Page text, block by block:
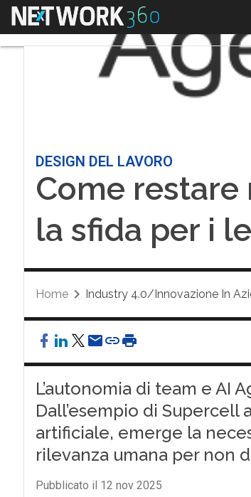
Menu
DESIGN DEL LAVORO
Come restare
la sfida per i
Home Industry 4.0/Innovazione In
L’autonomia di team e AI
Dall’esempio di
artificiale, emerge la
rilevanza umana per non
Pubblicato il 12 nov 2025